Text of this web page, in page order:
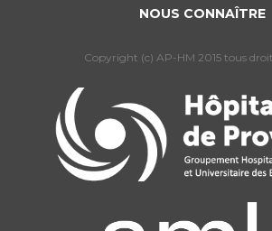
Protection des données
Les recherches en santé à
NOUS CONNAÎTRE
Copyright (c) AP-HM 2015 tous